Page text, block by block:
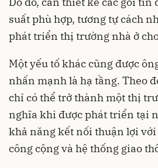
suất phù hợp, tương tự cách
phát triển thị trường nhà ở
Một yếu tố khác cũng được
nhấn mạnh là hạ tầng. Theo
chỉ có thể trở thành một thị
nghĩa khi được phát triển tại
khả năng kết nối thuận lợi
công cộng và hệ thống giao